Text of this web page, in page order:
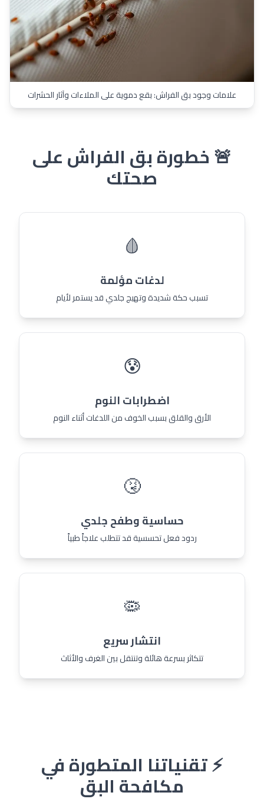
علامات وجود بق الفراش: بقع دموية على الملاءات وآثار الحشرات
🚨 خطورة بق الفراش على
صحتك
🩸
لدغات مؤلمة
تسبب حكة شديدة وتهيج جلدي قد يستمر لأيام
😰
اضطرابات النوم
الأرق والقلق بسبب الخوف من اللدغات أثناء النوم
🤧
حساسية وطفح جلدي
ردود فعل تحسسية قد تتطلب علاجاً طبياً
🦠
انتشار سريع
تتكاثر بسرعة هائلة وتنتقل بين الغرف والأثاث
⚡ تقنياتنا المتطورة في
مكافحة البق